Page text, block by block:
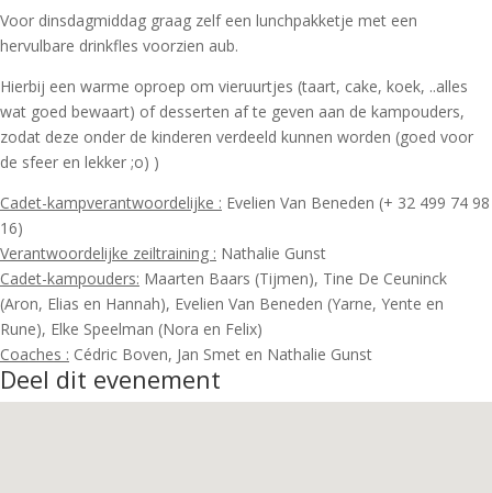
Voor dinsdagmiddag graag zelf een lunchpakketje met een
hervulbare drinkfles voorzien aub.
Hierbij een warme oproep om vieruurtjes (taart, cake, koek, ..alles
wat goed bewaart) of desserten af te geven aan de kampouders,
zodat deze onder de kinderen verdeeld kunnen worden (goed voor
de sfeer en lekker ;o) )
Cadet-kampverantwoordelijke : Evelien Van Beneden (+ 32 499 74 98
16)
Verantwoordelijke zeiltraining : Nathalie Gunst
Cadet-kampouders: Maarten Baars (Tijmen), Tine De Ceuninck
(Aron, Elias en Hannah), Evelien Van Beneden (Yarne, Yente en
Rune), Elke Speelman (Nora en Felix)
Coaches : Cédric Boven, Jan Smet en Nathalie Gunst
Deel dit evenement